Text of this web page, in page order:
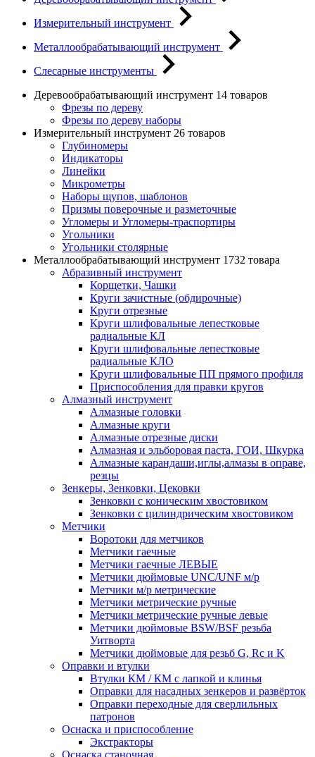
Измерительный инструмент
Металлообрабатывающий инструмент
Слесарные инструменты
Деревообрабатывающий инструмент 14 товаров
Фрезы по дереву
Фрезы по дереву наборы
Измерительный инструмент 26 товаров
Глубиномеры
Индикаторы
Линейки
Микрометры
Наборы щупов, шаблонов
Призмы поверочные и разметочные
Угломеры и Угломеры-траспортиры
Угольники
Угольники столярные
Металлообрабатывающий инструмент 1732 товара
Абразивный инструмент
Корщетки, Чашки
Круги зачистные (обдирочные)
Круги отрезные
Круги шлифовальные лепестковые
радиальные КЛ
Круги шлифовальные лепестковые
радиальные КЛО
Круги шлифовальные ПП прямого профиля
Приспособления для правки кругов
Алмазный инструмент
Алмазные головки
Алмазные круги
Алмазные отрезные диски
Алмазная и эльборовая паста, ГОИ, Шкурка
Алмазные карандаши,иглы,алмазы в оправе,
резцы
Зенкеры, Зенковки, Цековки
Зенковки с коническим хвостовиком
Зенковки с цилиндрическим хвостовиком
Метчики
Воротоки для метчиков
Метчики гаечные
Метчики гаечные ЛЕВЫЕ
Метчики дюймовые UNC/UNF м/р
Метчики м/р метрические
Метчики метрические ручные
Метчики метрические ручные левые
Метчики дюймовые BSW/BSF резьба
Уитворта
Метчики дюймовые для резьб G, Rc и K
Оправки и втулки
Втулки КМ / КМ с лапкой и клинья
Оправки для насадных зенкеров и развёрток
Оправки переходные для сверлильных
патронов
Оснаска и приспособление
Экстракторы
Оснаска станочная